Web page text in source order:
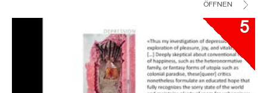
ÖFFNEN
5